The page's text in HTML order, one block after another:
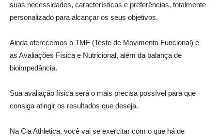
suas necessidades, características e preferências, totalmente
personalizado para alcançar os seus objetivos.
Ainda oferecemos o TMF (Teste de Movimento Funcional) e
as Avaliações Física e Nutricional, além da balança de
bioimpedância.
Sua avaliação física será o mais precisa possível para que
consiga atingir os resultados que deseja.
Na Cia Athletica, você vai se exercitar com o que há de